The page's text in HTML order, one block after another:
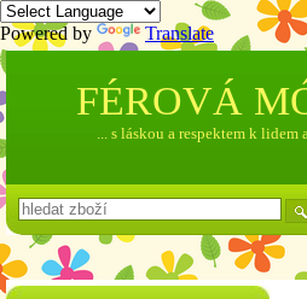
Powered by Translate
FÉROVÁ
... s láskou a respektem k lidem